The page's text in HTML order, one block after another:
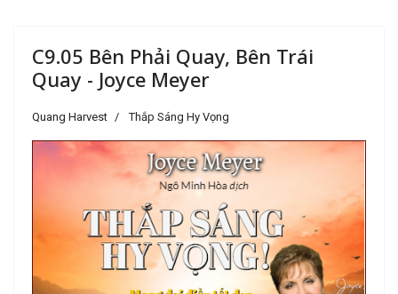
C9.05 Bên Phải Quay, Bên Trái
Quay - Joyce Meyer
Quang Harvest Thắp Sáng Hy Vọng